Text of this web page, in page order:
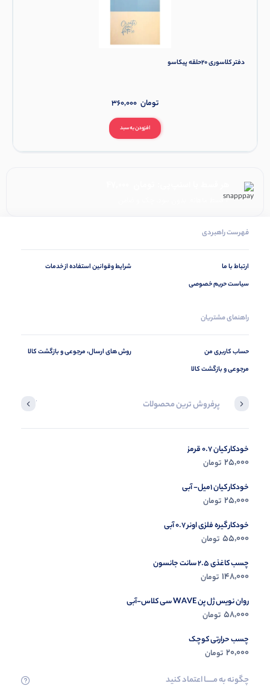
دفتر کلاسوری 20حلقه پیکاسو
افزودن به سبد
360,000 تومان
۴ قسط ماهانه. بدون سود، چک و ضامن.
فهرست راهبردی
ارتباط با ما
سیاست حریم خصوصی
شرایط وقوانین استفاده از خدمات
راهنمای مشتریان
حساب کاربری من
مرجوعی و بازگشت کالا
روش های ارسال، مرجوعی و بازگشت کالا
پرفروش ترین محصولات آخرین
خودکار کیان 0.7 قرمز
25,000 تومان
خودکار کیان 1میل- آبی
25,000 تومان
خودکار گیره فلزی اونر 0.7 آبی
55,000 تومان
چسب کاغذی 2.5 سانت جانسون
148,000 تومان
روان نویس ژل پن WAVE سی کلاس-آبی
58,000 تومان
چسب حرارتی کوچک
20,000 تومان
چگونه به مــــــا اعتماد کنید